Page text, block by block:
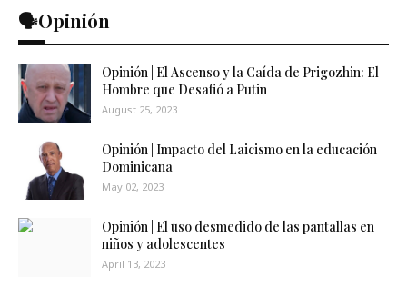
🗣️Opinión
Opinión | El Ascenso y la Caída de Prigozhin: El
Hombre que Desafió a Putin
August 25, 2023
Opinión | Impacto del Laicismo en la educación
Dominicana
May 02, 2023
Opinión | El uso desmedido de las pantallas en
niños y adolescentes
April 13, 2023